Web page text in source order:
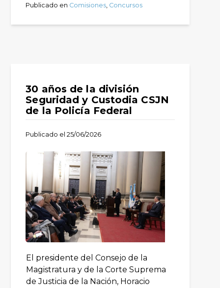
Publicado en Comisiones, Concursos
30 años de la división
Seguridad y Custodia CSJN
de la Policía Federal
Publicado el25/06/2026
El presidente del Consejo de la
Magistratura y de la Corte Suprema
de Justicia de la Nación, Horacio